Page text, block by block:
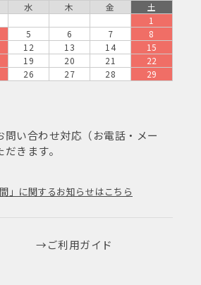
水 木 金
土
1
5 6 7
8
12 13 14
15
19 20 21
22
26 27 28
29
い合わせ対応（お電話・メー
きます。
」に関するお知らせはこちら
ご利用ガイド